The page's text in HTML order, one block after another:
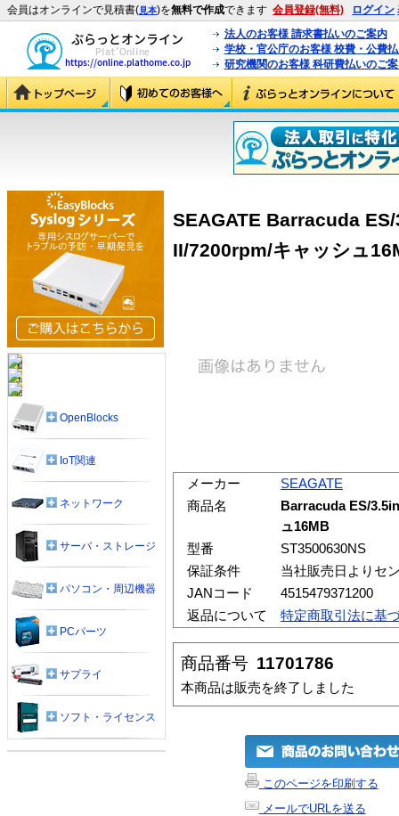
会員はオンラインで見積書(見本)を無料で作成できます 会員登録(無料) ログイン
法人のお客様 請求書払いのご案内
学校・官公庁のお客様 校費・公費
研究機関のお客様 科研費払いのご
SEAGATE Barracuda
II/7200rpm/キャッシュ
メーカー
SEAGATE
商品名
Barracuda ES/
ュ16MB
型番
ST3500630NS
保証条件
当社販売日よりセ
JANコード
4515479371200
返品について
特定商取引法に基
商品番号 11701786
本商品は販売を終了しました
このページを印刷する
メールでURLを送る
OpenBlocks
IoT関連
ネットワーク
サーバ・ストレージ
パソコン・周辺機器
PCパーツ
サプライ
ソフト・ライセンス